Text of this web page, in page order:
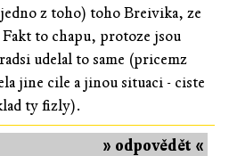
z toho) toho Breivika, ze
to chapu, protoze jsou
udelal to same (pricemz
jine cile a jinou situaci - ciste
ty fizly).
» odpovědět «